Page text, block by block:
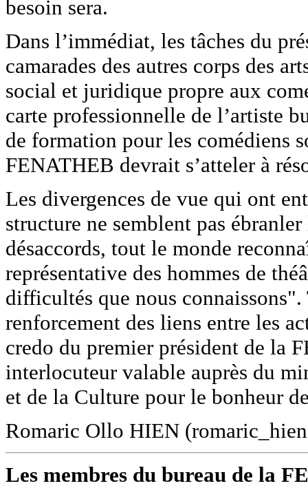
besoin sera.
Dans l’immédiat, les tâches du
camarades des autres corps des
social et juridique propre aux
carte professionnelle de l’artiste
de formation pour les comédiens
FENATHEB devrait s’atteler à
Les divergences de vue qui ont
structure ne semblent pas
désaccords, tout le monde
représentative des hommes de
difficultés que nous
renforcement des liens entre les
credo du premier président de la
interlocuteur valable auprès du
et de la Culture pour le bonheur
Romaric Ollo HIEN
Les membres du bureau de la